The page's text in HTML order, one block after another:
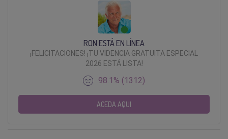
RON ESTÁ EN LÍNEA
¡FELICITACIONES! ¡TU VIDENCIA GRATUITA ESPECIAL
2026 ESTÁ LISTA!
98.1% (1312)
ACEDA AQUI